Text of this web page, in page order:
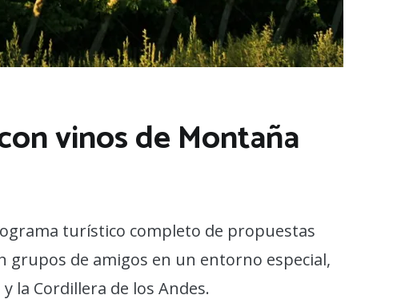
vinos de Montaña
turístico completo de propuestas
grupos de amigos en un entorno especial,
la Cordillera de los Andes.